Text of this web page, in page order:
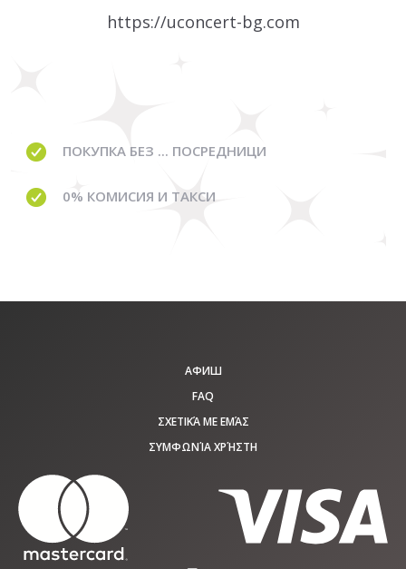
https://uconcert-bg.com
ПОКУПКА БЕЗ ... ПОСРЕДНИЦИ
0% КОМИСИЯ И ТАКСИ
АФИШ
FAQ
ΣΧΕΤΙΚΆ ΜΕ ΕΜΆΣ
ΣΥΜΦΩΝΊΑ ΧΡΉΣΤΗ